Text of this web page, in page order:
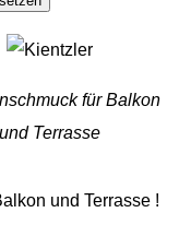
für Balkon
und Terrasse
und Terrasse !